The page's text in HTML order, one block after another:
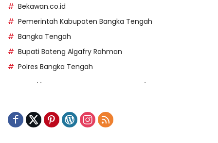
Bekawan.co.id
Pemerintah Kabupaten Bangka Tengah
Bangka Tengah
Bupati Bateng Algafry Rahman
Polres Bangka Tengah
https://kecsitim.sitarokab.go.id/